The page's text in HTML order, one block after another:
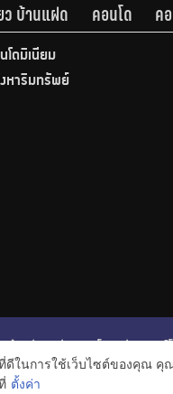
ว บ้านแฝด คอนโด ค
โดมิเนียม
หาริมทรัพย์
หน้าหลัก รีวิวคอนโด รีวิวทาวน์
ข่าวอสังหาริมทรัพย์
โปรโมชั่นบ้า
ในการใช้เว็บไซต์ของคุณ คุ
ตั้งค่า